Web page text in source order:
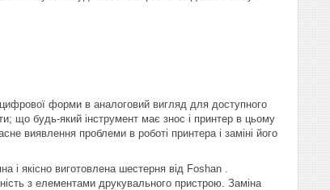
форми в аналоговий вигляд для доступного
що будь-який інструмент має знос і принтер в цьому
виявлення проблеми в роботі принтера і заміні його
якісно виготовлена ​​шестерня від Foshan .
з елементами друкувального пристрою. Заміна